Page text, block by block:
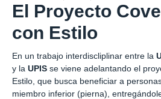
El Proyecto
con Estilo
En un trabajo interdiscliplinar entre la
y la UPIS se viene adelantando el
Estilo, que busca beneficiar a
miembro inferior (pierna),